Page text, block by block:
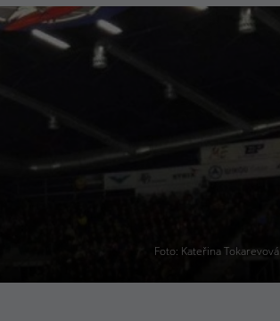
Foto: Kateřina Tokarevová